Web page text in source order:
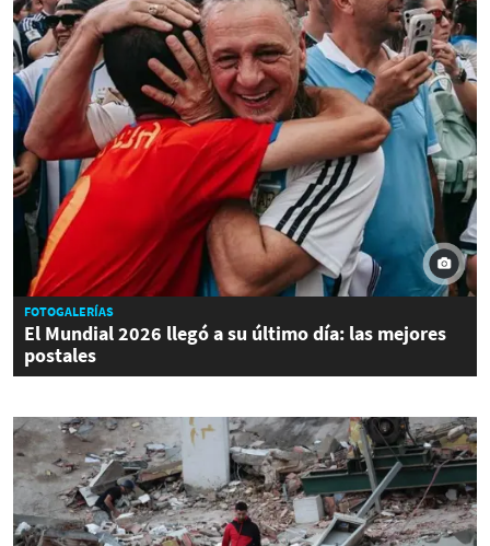
FOTOGALERÍAS
El Mundial 2026 llegó a su último día: las mejores
postales